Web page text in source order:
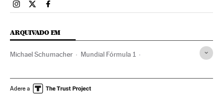
Esportes El País Brasil en Instagram
Esportes El País Brasil en Twitter
Esportes El País Brasil en Facebook
ARQUIVADO EM
Michael Schumacher Mundial Fórmula 1
Campeonato mundial Esportes motor
Adere a